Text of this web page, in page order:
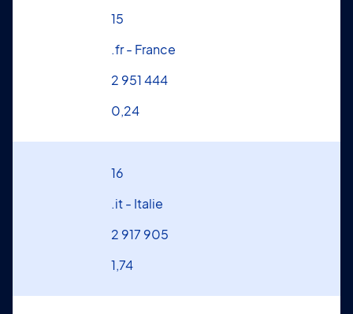
15
.fr - France
2 951 444
0,24
16
.it - Italie
2 917 905
1,74